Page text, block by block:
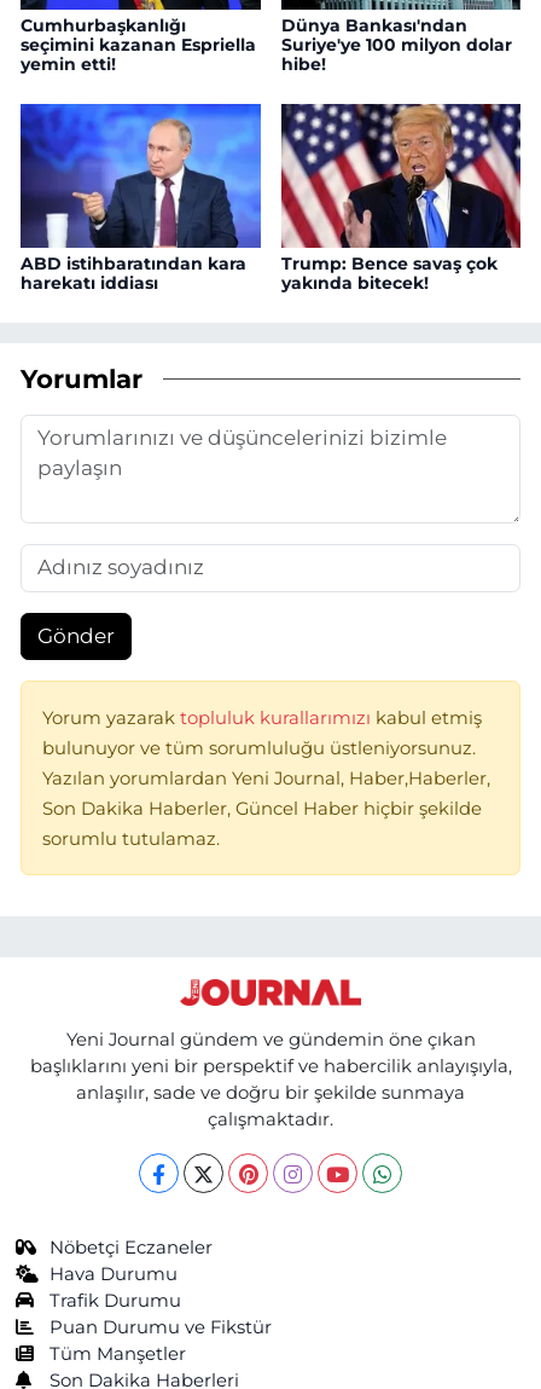
Cumhurbaşkanlığı
seçimini kazanan Espriella
yemin etti!
Dünya Bankası'ndan
Suriye'ye 100 milyon dolar
hibe!
ABD istihbaratından kara
harekatı iddiası
Trump: Bence savaş çok
yakında bitecek!
Yorumlar
Gönder
Yorum yazarak topluluk kurallarımızı kabul etmiş
bulunuyor ve tüm sorumluluğu üstleniyorsunuz.
Yazılan yorumlardan Yeni Journal, Haber,Haberler,
Son Dakika Haberler, Güncel Haber hiçbir şekilde
sorumlu tutulamaz.
Yeni Journal gündem ve gündemin öne çıkan
başlıklarını yeni bir perspektif ve habercilik anlayışıyla,
anlaşılır, sade ve doğru bir şekilde sunmaya
çalışmaktadır.
Nöbetçi Eczaneler
Hava Durumu
Trafik Durumu
Puan Durumu ve Fikstür
Tüm Manşetler
Son Dakika Haberleri